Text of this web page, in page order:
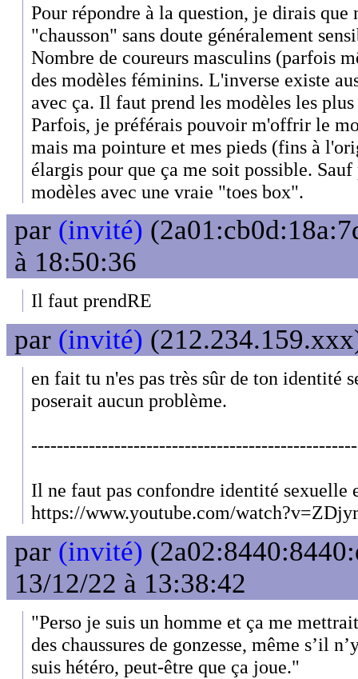
Pour répondre à la question, je dirais que
"chausson" sans doute généralement
Nombre de coureurs masculins (parfois
des modèles féminins. L'inverse existe
avec ça. Il faut prend les modèles les plus
Parfois, je préférais pouvoir m'offrir le
mais ma pointure et mes pieds (fins à
élargis pour que ça me soit possible.
modèles avec une vraie "toes box".
par (invité)
à 18:50:36
Il faut prendRE
par (invité)
en fait tu n'es pas très sûr de ton identité
poserait aucun problème.
Il ne faut pas confondre identité sexuelle
https://www.youtube.com/
par (invité)
13/12/22 à 13:38:42
"Perso je suis un homme et ça me
des chaussures de gonzesse, même s’il
suis hétéro, peut-être que ça joue."